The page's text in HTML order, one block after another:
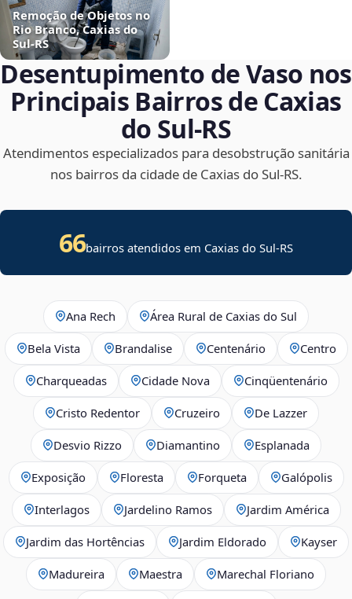
Remoção de Objetos no
Rio Branco, Caxias do
Sul‑RS
Desentupimento de Vaso nos
Principais Bairros de Caxias
do Sul‑RS
Atendimentos especializados para desobstrução sanitária
nos bairros da cidade de Caxias do Sul‑RS.
66bairros atendidos em Caxias do Sul-RS
Ana Rech Área Rural de Caxias do Sul
Bela Vista Brandalise Centenário Centro
Charqueadas Cidade Nova Cinqüentenário
Cristo Redentor Cruzeiro De Lazzer
Desvio Rizzo Diamantino Esplanada
Exposição Floresta Forqueta Galópolis
Interlagos Jardelino Ramos Jardim América
Jardim das Hortências Jardim Eldorado Kayser
Madureira Maestra Marechal Floriano